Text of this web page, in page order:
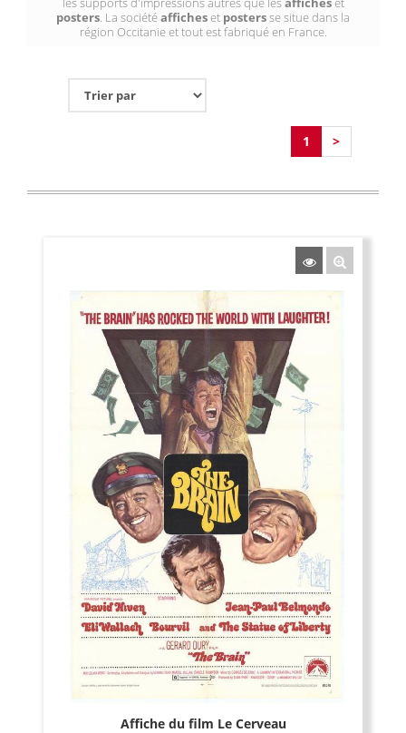
posters. La sociétéafficheset postersse situe dans la
région Occitanie et tout est fabriqué en France.
1 >
Affiche du film Le Cerveau